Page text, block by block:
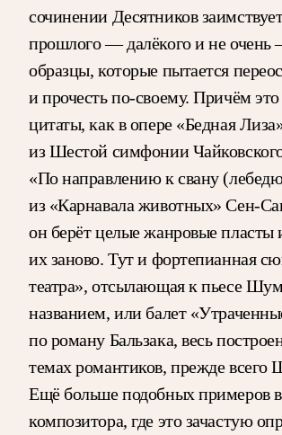
сочинении Десятников
прошлого — далёкого и не
образцы, которые пытается
и прочесть по-своему. Причём
цитаты, как в опере «Бедная
из Шестой симфонии
«По направлению к свану
из «Карнавала животных» Сен-
он берёт целые жанровые пласты
их заново. Тут и фортепианная
театра», отсылающая к пьесе
названием, или балет
по роману Бальзака, весь
темах романтиков, прежде всего
Ещё больше подобных примеров
композитора, где это зачастую